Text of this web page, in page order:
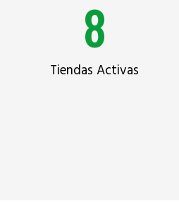
8
Tiendas Activas